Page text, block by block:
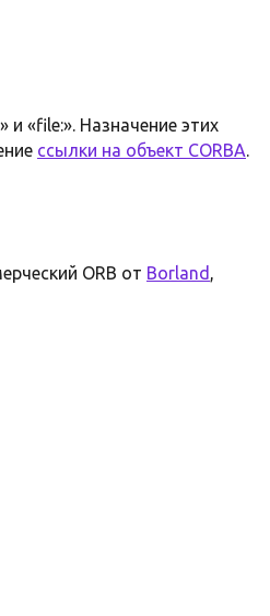
«file:». Назначение этих
ссылки на объект CORBA.
ORB от Borland ,